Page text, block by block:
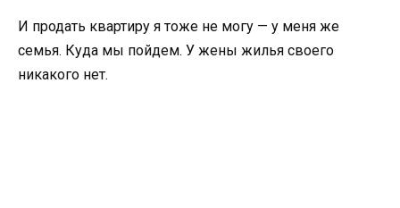
И продать квартиру я тоже не могу — у меня же
семья. Куда мы пойдем. У жены жилья своего
никакого нет.